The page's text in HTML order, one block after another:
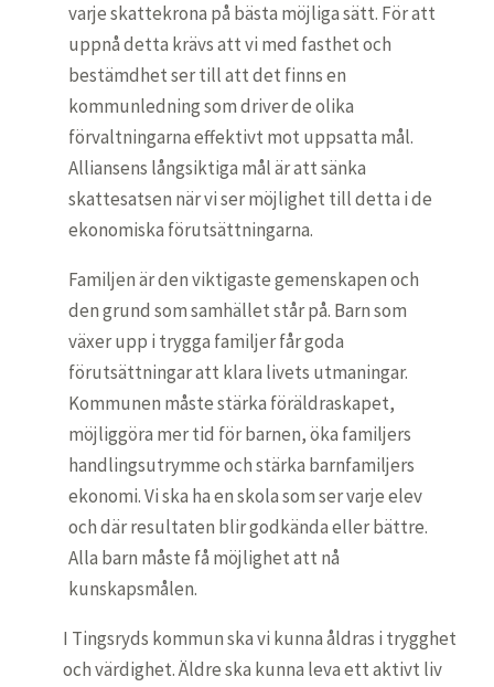
varje skattekrona på bästa möjliga sätt. För att
uppnå detta krävs att vi med fasthet och
bestämdhet ser till att det finns en
kommunledning som driver de olika
förvaltningarna effektivt mot uppsatta mål.
Alliansens långsiktiga mål är att sänka
skattesatsen när vi ser möjlighet till detta i de
ekonomiska förutsättningarna.
Familjen är den viktigaste gemenskapen och
den grund som samhället står på. Barn som
växer upp i trygga familjer får goda
förutsättningar att klara livets utmaningar.
Kommunen måste stärka föräldraskapet,
möjliggöra mer tid för barnen, öka familjers
handlingsutrymme och stärka barnfamiljers
ekonomi. Vi ska ha en skola som ser varje elev
och där resultaten blir godkända eller bättre.
Alla barn måste få möjlighet att nå
kunskapsmålen.
I Tingsryds kommun ska vi kunna åldras i trygghet
och värdighet. Äldre ska kunna leva ett aktivt liv